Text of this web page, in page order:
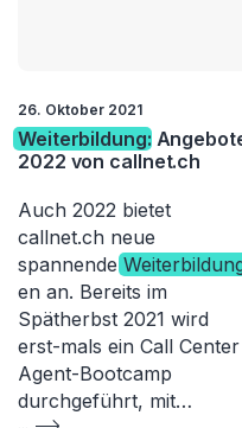
26. Oktober 2021
Weiterbildung:
2022 von callnet.ch
Auch 2022 bietet
callnet.ch neue
spannende
en an. Bereits im
Spätherbst 2021 wird
erst-mals ein Call Center
Agent-Bootcamp
durchgeführt, mit…